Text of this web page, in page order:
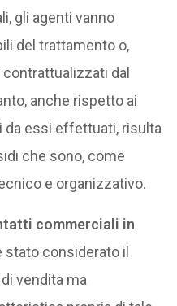
gli agenti vanno
del trattamento o,
dal
anche rispetto ai
da essi effettuati, risulta
che sono, come
e organizzativo.
commerciali in
stato considerato il
vendita ma